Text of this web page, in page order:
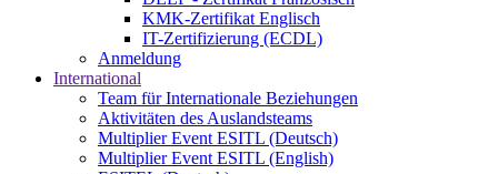
KMK-Zertifikat Englisch
IT-Zertifizierung (ECDL)
Anmeldung
International
Team für Internationale Beziehungen
Aktivitäten des Auslandsteams
Multiplier Event ESITL (Deutsch)
Multiplier Event ESITL (English)